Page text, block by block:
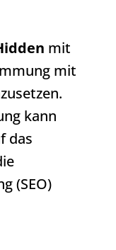
mit
mit
kann
das
(SEO)